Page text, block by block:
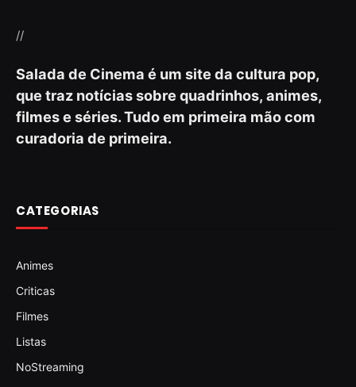
//
Salada de Cinema é um site da cultura pop,
que traz notícias sobre quadrinhos, animes,
filmes e séries. Tudo em primeira mão com
curadoria de primeira.
CATEGORIAS
Animes
Criticas
Filmes
Listas
NoStreaming